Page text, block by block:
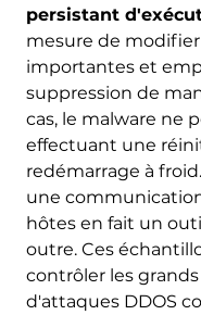
persistant
mesure de
importantes et
suppression de
cas, le malware ne
effectuant une
redémarrage à
une
hôtes en fait un
outre. Ces
contrôler les
d'attaques DDOS